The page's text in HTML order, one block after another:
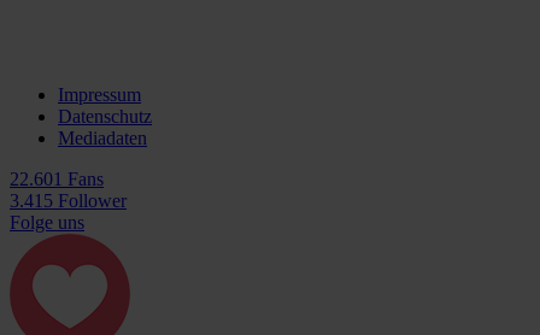
Impressum
Datenschutz
Mediadaten
22.601 Fans
3.415 Follower
Folge uns